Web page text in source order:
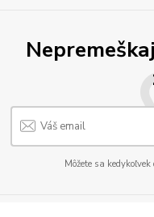
Môžete sa